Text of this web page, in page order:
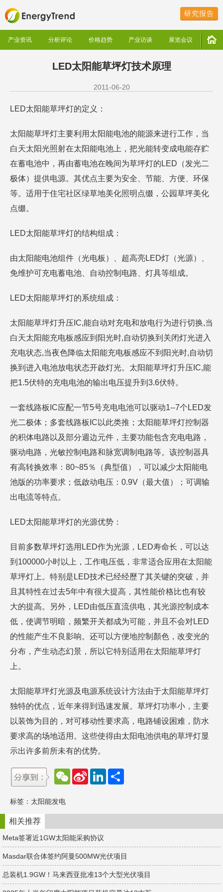
研究报告
产业资讯 分析评论 价格趋势 产业访谈 展览会议
LED太阳能草坪灯技术原理
2011-06-20
LED太阳能草坪灯的定义：
太阳能草坪灯主要利用太阳能电池的能源来进行工作，当
白天太阳光照射在太阳能电池上，把光能转变成电能存贮
在蓄电池中，再由蓄电池在晚间为草坪灯的LED（发光二
极体）提供电源。其优点主要为安全、节能、方便、环保
等。适用于住宅社区绿草地美化照明点缀，公园草坪美化
点缀。
LED太阳能草坪灯的结构组成：
由太阳能电池组件（光电板）、超高亮LED灯（光源）、
免维护可充电蓄电池、自动控制电路、灯具等组成。
LED太阳能草坪灯的系统组成：
太阳能草坪灯升压IC,能自动对充电和放电行为进行切换,当
白天太阳能充电板感应到阳光时,自动切换到关闭灯光进入
充电状态,当夜色降临太阳能充电板感应不到阳光时,自动切
换到进入电池放电状态开啟灯光。太阳能草坪灯升压IC,能
把1.5伏特的充电电池的输出电压提升到3.6伏特。
一套线路板IC应配一节5号充电电池可以驱动1--7个LED发
光二极体；多套线路板IC以此类推；太阳能草坪灯控制器
的积体电路以及部分週边元件，主要功能包含充电电路，
驱动电路，光敏控制电路和脉宽调制电路等。该控制器具
有高转换效率：80~85％（典型值），可以减少太阳能电
池版的功率要求；低啟动电压：0.9V（最大值）；可调输
出电流等特点。
LED太阳能草坪灯的光源优势：
目前多数草坪灯选用LED作为光源，LED寿命长，可以达
到100000小时以上，工作电压低，非常适合应用在太阳能
草坪灯上。特别是LED技术已经经歷了其关键的突破，并
且其特性在过去5年中有很大提高，其性能价格比也有较
大的提高。另外，LED由低压直流供电，其光源控制成本
低，使调节明暗，频繁开关都成为可能，并且不会对LED
的性能产生不良影响。还可以方便地控制顏色，改变光的
分布，产生动态幻景，所以它特别适用在太阳能草坪灯
上。
太阳能草坪灯光源及电源系统设计方法由于太阳能草坪灯
独特的优点，近年来得到迅速发展。草坪灯功率小，主要
以装饰为目的，对可移动性要求高，电路铺设困难，防水
要求高的场地适用。这些使得由太阳电池供电的草坪灯显
示出许多前所未有的优势。
W
e
t
S
e
b
o
L
d
n
标签： 太阳能发电
相关推荐
Meta签署近1GW太阳能采购协议
Masdar联合体签约阿曼500MW光伏项目
总装机1.9GW！​马来西亚批准13个大型光伏项目